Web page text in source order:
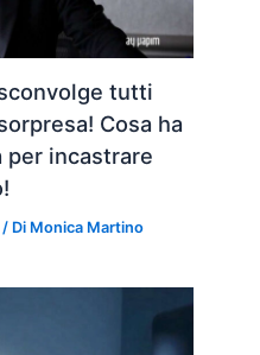
tutti
Cosa ha
per incastrare
/ Di Monica Martino